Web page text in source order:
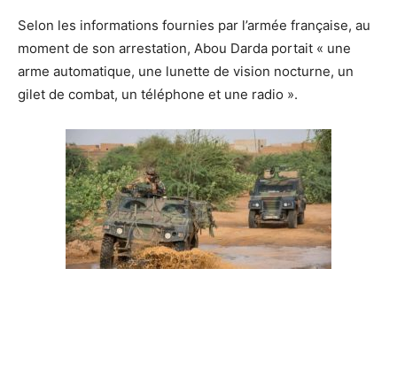
Selon les informations fournies par l’armée française, au
moment de son arrestation, Abou Darda portait « une
arme automatique, une lunette de vision nocturne, un
gilet de combat, un téléphone et une radio ».